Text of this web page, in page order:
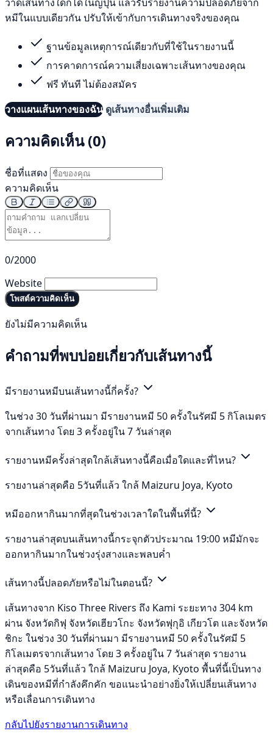
หมีในแบบเดียวกัน ปรับให้เข้ากับการเดินทางจริงของคุณ
ฐานข้อมูลเหตุการณ์เดียวกับที่ใช้ในรายงานนี้
การคาดการณ์ความเสี่ยงเฉพาะเส้นทางของคุณ
ฟรี ทันที ไม่ต้องสมัคร
วางแผนเส้นทางของฉัน ดูเส้นทางอื่นเพิ่มเติม
ความคิดเห็น (0)
ชื่อที่แสดง
ความคิดเห็น
0/2000
Website
โพสต์ความคิดเห็น
ยังไม่มีความคิดเห็น
คำถามที่พบบ่อยเกี่ยวกับเส้นทางนี้
มีรายงานหมีบนเส้นทางนี้กี่ครั้ง?
ในช่วง 30 วันที่ผ่านมา มีรายงานหมี 50 ครั้งในรัศมี 5 กิโลเมตร
จากเส้นทาง โดย 3 ครั้งอยู่ใน 7 วันล่าสุด
รายงานหมีครั้งล่าสุดใกล้เส้นทางนี้คือเมื่อใดและที่ไหน?
รายงานล่าสุดคือ 5วันที่แล้ว ใกล้ Maizuru Joya, Kyoto
หมีออกหากินมากที่สุดในช่วงเวลาใดในพื้นที่นี้?
รายงานล่าสุดบนเส้นทางนี้กระจุกตัวประมาณ 19:00 หมีมักจะ
ออกหากินมากในช่วงรุ่งสางและพลบค่ำ
เส้นทางนี้ปลอดภัยหรือไม่ในตอนนี้?
เส้นทางจาก Kiso Three Rivers ถึง Kami ระยะทาง 304 km
ผ่าน จังหวัดกิฟุ จังหวัดเฮียวโกะ จังหวัดฟุกุอิ เกียวโต และจังหวัด
ชิกะ ในช่วง 30 วันที่ผ่านมา มีรายงานหมี 50 ครั้งในรัศมี 5
กิโลเมตรจากเส้นทาง โดย 3 ครั้งอยู่ใน 7 วันล่าสุด รายงาน
ล่าสุดคือ 5วันที่แล้ว ใกล้ Maizuru Joya, Kyoto พื้นที่นี้เป็นทาง
เดินของหมีที่กำลังคึกคัก ขอแนะนำอย่างยิ่งให้เปลี่ยนเส้นทาง
หรือเลื่อนการเดินทาง
กลับไปยังรายงานการเดินทาง